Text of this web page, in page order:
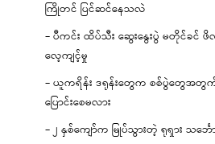
ကြိုတင် ပြင်ဆင်နေသလဲ
– ပီကင်း ထိပ်သီး ဆွေးနွေးပွဲ မတိုင်ခင်
လေ့ကျင့်မှု
– ယူကရိန်း ဒရုန်းတွေက စစ်ပွဲတွေအ
ပြောင်းစေမလား
– ၂ နှစ်ကျော်က မြုပ်သွားတဲ့ ရုရှား သင်္